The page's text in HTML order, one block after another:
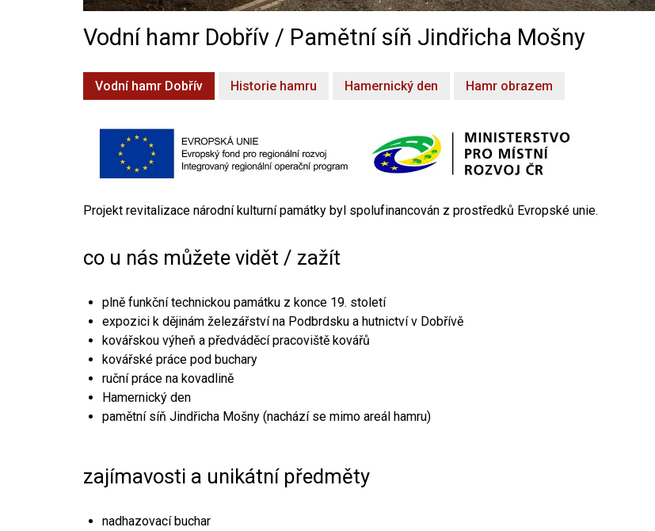
Vodní hamr Dobřív / Pamětní síň Jindřicha Mošny
Vodní hamr Dobřív Historie hamru Hamernický den Hamr obrazem
Projekt revitalizace národní kulturní památky byl spolufinancován z prostředků Evropské unie.
co u nás můžete vidět / zažít
plně funkční technickou památku z konce 19. století
expozici k dějinám železářství na Podbrdsku a hutnictví v Dobřívě
kovářskou výheň a předváděcí pracoviště kovářů
kovářské práce pod buchary
ruční práce na kovadlině
Hamernický den
pamětní síň Jindřicha Mošny (nachází se mimo areál hamru)
zajímavosti a unikátní předměty
nadhazovací buchar